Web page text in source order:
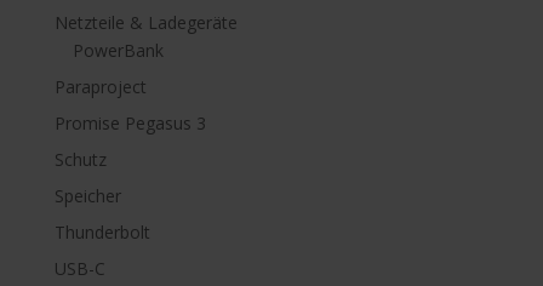
Netzteile & Ladegeräte
PowerBank
Paraproject
Promise Pegasus 3
Schutz
Speicher
Thunderbolt
USB-C